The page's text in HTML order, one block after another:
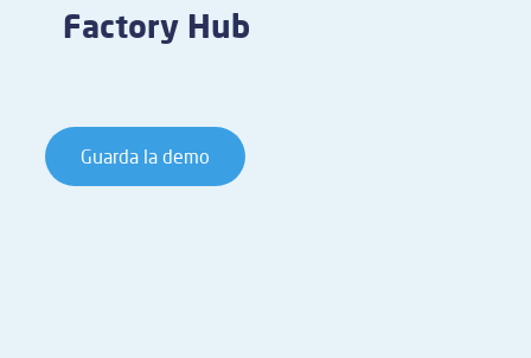
Factory Hub
Guarda la demo